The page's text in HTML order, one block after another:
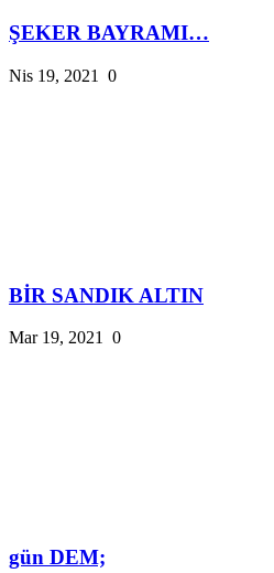
ŞEKER BAYRAMI…
Nis 19, 2021 0
BİR SANDIK ALTIN
Mar 19, 2021 0
gün DEM;